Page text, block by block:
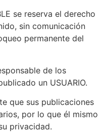
se reserva el derecho
sin comunicación
permanente del
de los
un USUARIO.
que sus publicaciones
por lo que él mismo
privacidad.